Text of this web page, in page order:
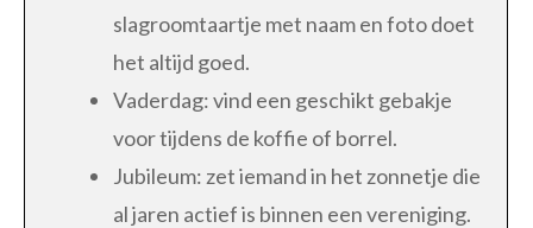
slagroomtaartje met naam en foto doet
het altijd goed.
Vaderdag: vind een geschikt gebakje
voor tijdens de koffie of borrel.
Jubileum: zet iemand in het zonnetje die
al jaren actief is binnen een vereniging.